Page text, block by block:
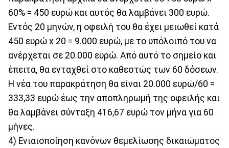
60% = 450 ευρώ και αυτός θα λαμβάνει 300 ευρώ.
Εντός 20 μηνών, η οφειλή του θα έχει μειωθεί κατά
450 ευρώ x 20 = 9.000 ευρώ, με το υπόλοιπό του να
ανέρχεται σε 20.000 ευρώ. Από αυτό το σημείο και
έπειτα, θα ενταχθεί στο καθεστώς των 60 δόσεων.
Η νέα του παρακράτηση θα είναι 20.000 ευρώ/60 =
333,33 ευρώ έως την αποπληρωμή της οφειλής και
θα λαμβάνει σύνταξη 416,67 ευρώ τον μήνα για 60
μήνες.
4) Ενιαιοποίηση κανόνων θεμελίωσης δικαιώματος